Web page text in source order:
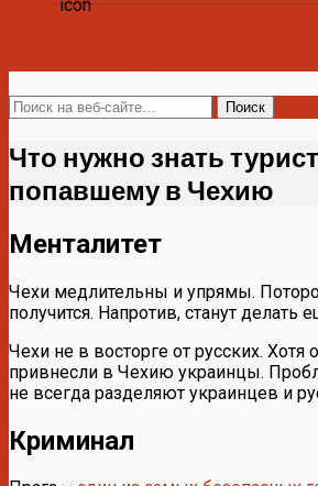
Что нужно знать
попавшему в Чехию
Менталитет
Чехи медлительны и упрямы.
получится. Напротив, станут делать
Чехи не в восторге от русских. Хотя
привнесли в Чехию украинцы.
не всегда разделяют украинцев и
Криминал